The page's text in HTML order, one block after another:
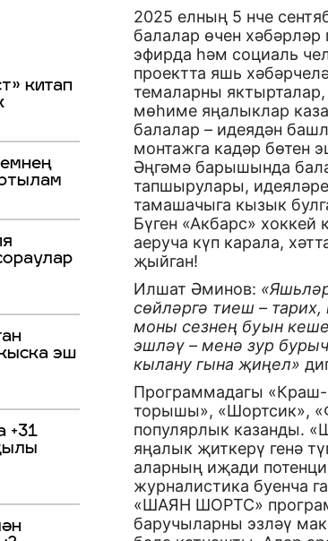
китап
эш
+31
2025 елның 5 нче
балалар өчен
эфирда һәм социаль
проектта яшь
темаларны
мөһиме яңалыклар
балалар – идеядән
монтажга кадәр бөтен
Әңгәмә барышында
тапшырулары,
тамашачыга кызык
Бүген «Акбарс»
аеруча күп карала,
җыйган!
Илшат Әминов:
сөйләргә тиеш –
моны сезнең буын
эшләү – менә зур
кылану гына җиңел»
Программадагы
торышы», «Шортсик»,
популярлык казанды.
яңалык җиткерү генә
аларның иҗади
журналистика буенча
«ШАЯН ШОРТС»
баручыларны эзләү